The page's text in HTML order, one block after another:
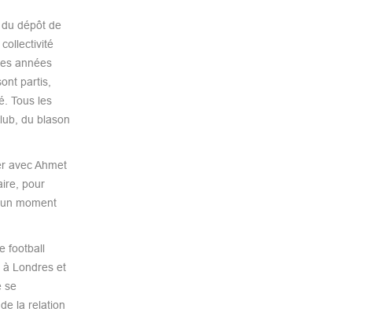
dépôt de
années
partis,
Tous les
du blason
avec Ahmet
pour
moment
football
à Londres et
se
la relation